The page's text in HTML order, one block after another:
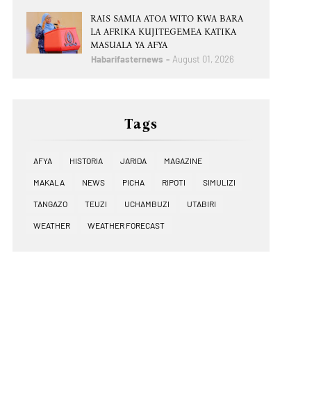
RAIS SAMIA ATOA WITO KWA BARA
LA AFRIKA KUJITEGEMEA KATIKA
MASUALA YA AFYA
Habarifasternews August 01, 2026
Tags
AFYA HISTORIA JARIDA MAGAZINE
MAKALA NEWS PICHA RIPOTI SIMULIZI
TANGAZO TEUZI UCHAMBUZI UTABIRI
WEATHER WEATHER FORECAST